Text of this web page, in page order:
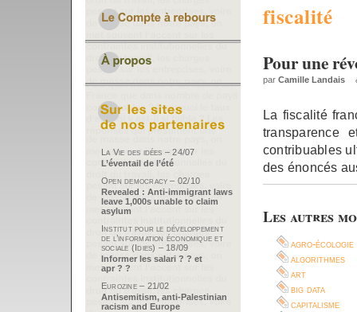
fiscalité
Pour une
par Camille Landais
La fiscalité
transparence
contribuables
des énoncés
Les autres
agro-écologie
algorithmes
art
big data
capitalisme
La Vie des idées – 24/07
L’éventail de l’été
Open democracy – 02/10
Revealed : Anti-immigrant laws
leave 1,000s unable to claim
asylum
Institut pour le développement
de l’information économique et
sociale (Idies) – 18/09
Informer les salari ? ? et
apr ? ?
Eurozine – 21/02
Antisemitism, anti-Palestinian
racism and Europe